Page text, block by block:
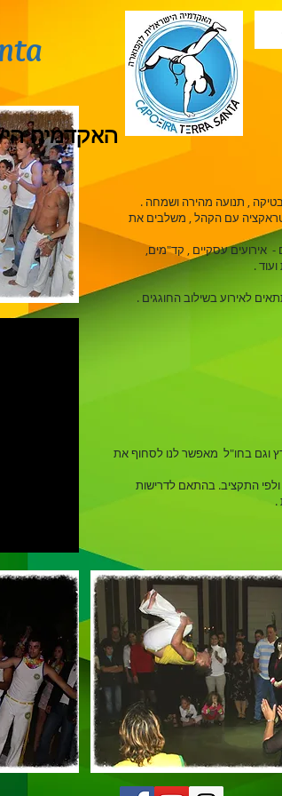
האקדמיה
, תנועה מהירה ושמחה .
עם הקהל , משלבים את
- אירועים עסקיים , קד"מים,
.
לאירוע בשילוב החוגגים .
וגם בחו"ל מאפשר לנו לסחוף את
ולפי התקציב. בהתאם לדרישות
.